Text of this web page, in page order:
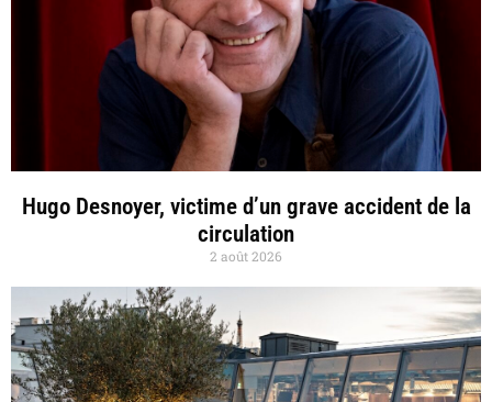
Hugo Desnoyer, victime d’un grave accident de la
circulation
2 août 2026